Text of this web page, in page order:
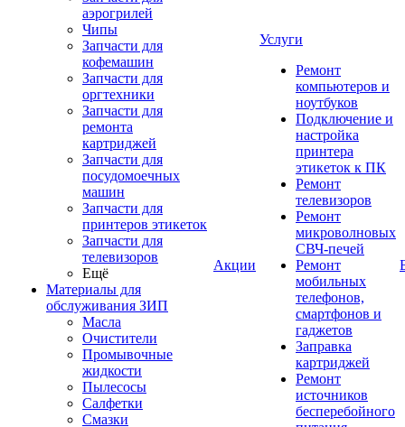
аэрогрилей
Чипы
Запчасти для
кофемашин
Запчасти для
оргтехники
Запчасти для
ремонта
картриджей
Запчасти для
посудомоечных
машин
Запчасти для
принтеров этикеток
Запчасти для
телевизоров
Ещё
Материалы для
обслуживания ЗИП
Масла
Очистители
Промывочные
жидкости
Пылесосы
Салфетки
Смазки
Акции
Услуги
Ремонт
компьютеров и
ноутбуков
Подключение и
настройка
принтера
этикеток к ПК
Ремонт
телевизоров
Ремонт
микроволновых
СВЧ-печей
Ремонт
мобильных
телефонов,
смартфонов и
гаджетов
Заправка
картриджей
Ремонт
источников
бесперебойного